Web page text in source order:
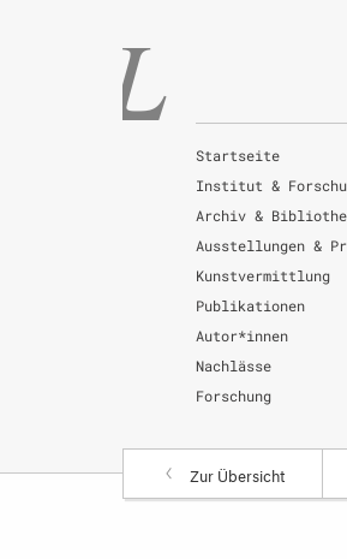
Startseite
Institut &
Archiv &
Ausstellungen &
Kunstvermittlung
Publikationen
Autor*innen
Nachlässe
Forschung
Zur Übersicht